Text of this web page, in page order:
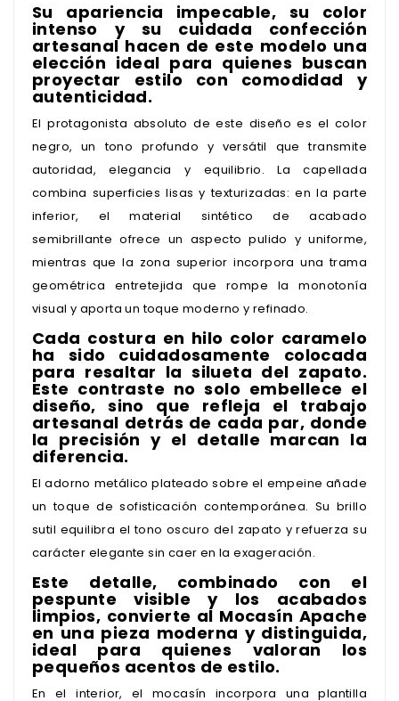
Su apariencia impecable, su color
intenso y su cuidada confección
artesanal hacen de este modelo una
elección ideal para quienes buscan
proyectar estilo con comodidad y
autenticidad.
El protagonista absoluto de este diseño es el color
negro, un tono profundo y versátil que transmite
autoridad, elegancia y equilibrio. La capellada
combina superficies lisas y texturizadas: en la parte
inferior, el material sintético de acabado
semibrillante ofrece un aspecto pulido y uniforme,
mientras que la zona superior incorpora una trama
geométrica entretejida que rompe la monotonía
visual y aporta un toque moderno y refinado.
Cada costura en hilo color caramelo
ha sido cuidadosamente colocada
para resaltar la silueta del zapato.
Este contraste no solo embellece el
diseño, sino que refleja el trabajo
artesanal detrás de cada par, donde
la precisión y el detalle marcan la
diferencia.
El adorno metálico plateado sobre el empeine añade
un toque de sofisticación contemporánea. Su brillo
sutil equilibra el tono oscuro del zapato y refuerza su
carácter elegante sin caer en la exageración.
Este detalle, combinado con el
pespunte visible y los acabados
limpios, convierte al Mocasín Apache
en una pieza moderna y distinguida,
ideal para quienes valoran los
pequeños acentos de estilo.
En el interior, el mocasín incorpora una plantilla